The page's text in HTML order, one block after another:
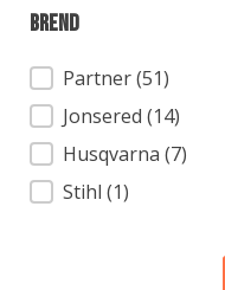
Brend
BrendPartner(51)
Jonsered (14)
Husqvarna (7)
Stihl (1)